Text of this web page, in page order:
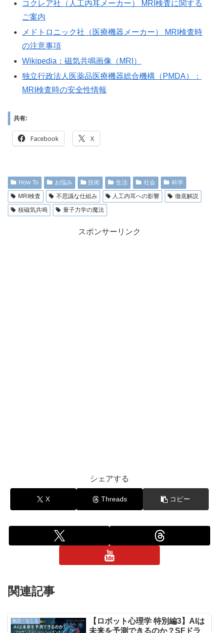
コクレア社（人工内耳メーカー） MRI検査に関する
ご案内
メドトロニック社（医療機器メーカー） MRI検査時
の注意事項
Wikipedia：磁気共鳴画像（MRI）
独立行政法人医薬品医療機器総合機構（PMDA）：
MRI検査時の安全性情報
共有:
Facebook X
How To お悩み 技術 生活 社会
科学
MRI検査
不思議な仕組み 人工内耳への影響
徹底解説
核磁気共鳴
量子力学の魔法
スポンサーリンク
シェアする
X Threads コピー
関連記事
仮説・もしも
【ロボット心理学 特別編3】AIは
未来を予測できるのか？SFドラ